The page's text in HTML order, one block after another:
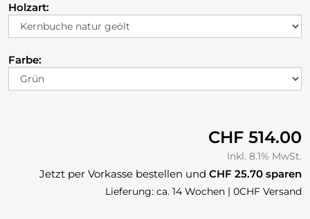
Holzart:
Farbe:
CHF 514.00
Inkl. 8.1% MwSt.
Jetzt per Vorkasse bestellen und CHF 25.70 sparen
Lieferung: ca. 14 Wochen | 0CHF Versand